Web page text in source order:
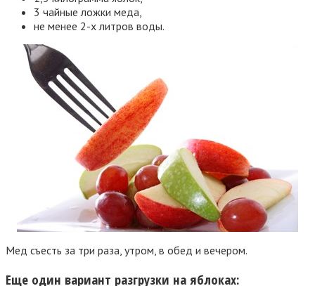
3 чайные ложки меда,
не менее 2-х литров воды.
Мед съесть за три раза, утром, в обед и вечером.
Еще один вариант разгрузки на яблоках: